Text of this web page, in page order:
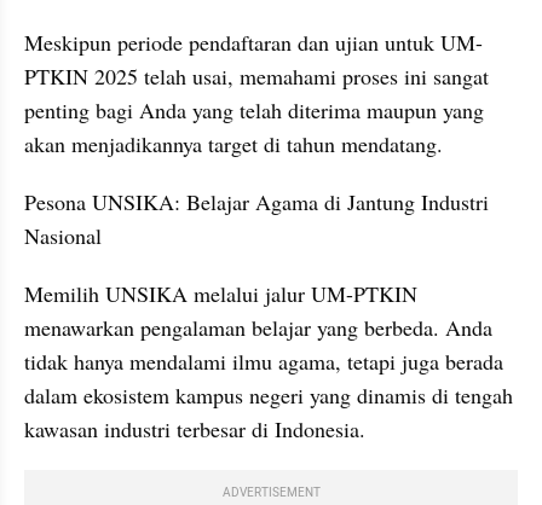
Meskipun periode pendaftaran dan ujian untuk UM-
PTKIN 2025 telah usai, memahami proses ini sangat
penting bagi Anda yang telah diterima maupun yang
akan menjadikannya target di tahun mendatang.
Pesona UNSIKA: Belajar Agama di Jantung Industri
Nasional
Memilih UNSIKA melalui jalur UM-PTKIN
menawarkan pengalaman belajar yang berbeda. Anda
tidak hanya mendalami ilmu agama, tetapi juga berada
dalam ekosistem kampus negeri yang dinamis di tengah
kawasan industri terbesar di Indonesia.
ADVERTISEMENT